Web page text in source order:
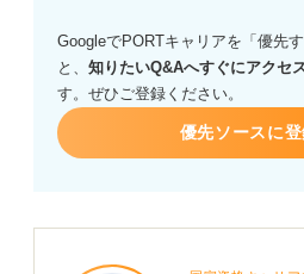
GoogleでPORTキャリアを「優先
と、 知りたいQ&Aへすぐにアクセ
す。ぜひご登録ください。
優先ソースに